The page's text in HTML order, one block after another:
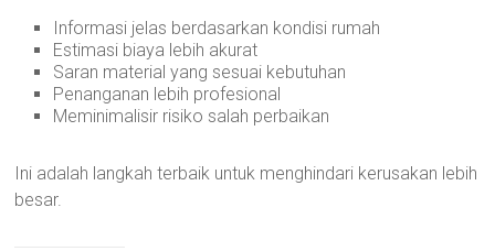
Informasi jelas berdasarkan kondisi rumah
Estimasi biaya lebih akurat
Saran material yang sesuai kebutuhan
Penanganan lebih profesional
Meminimalisir risiko salah perbaikan
Ini adalah langkah terbaik untuk menghindari kerusakan lebih
besar.